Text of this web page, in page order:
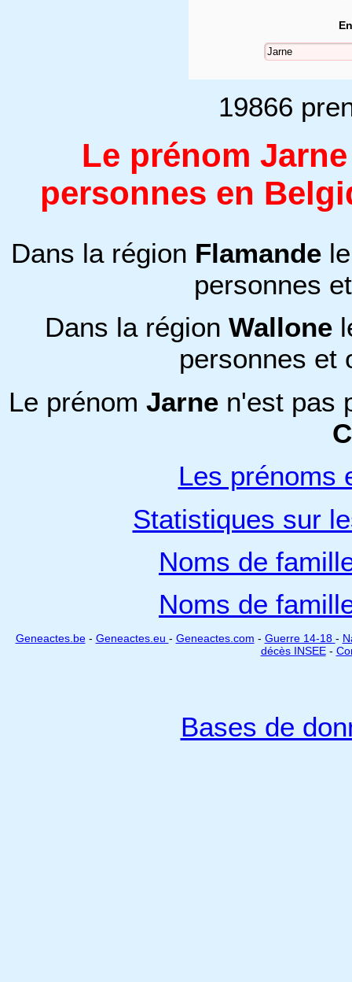
19866
Le prénom
personnes en
Dans la région Flamandele
personnes
Dans la région Wallone
personnes et
Le prénom Jarnen'est pas
Les prénoms
Statistiques sur
Noms de
Noms de
Geneactes.be- Geneactes.eu - Geneactes.com - Guerre 14-18 -
décès INSEE-
Bases de